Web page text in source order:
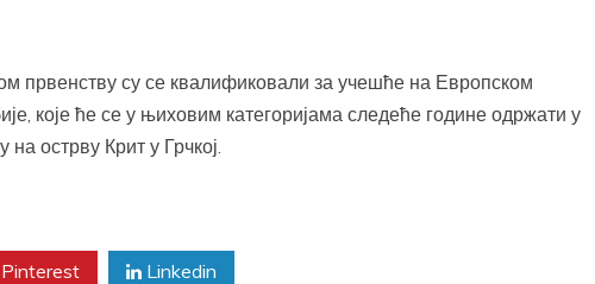
првенству су се квалификовали за учешће на Европском
које ће се у њиховим категоријама следеће године одржати у
острву Крит у Грчкој.
Pinterest Linkedin